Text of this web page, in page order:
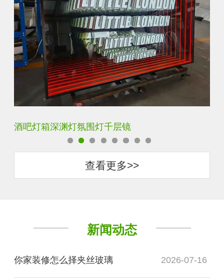
隧道霓虹灯深渊镜千层镜
查看更多>>
新闻动态
你家装修怎么择夹丝玻璃 2026-07-16